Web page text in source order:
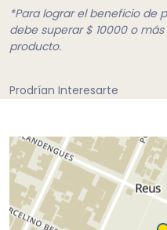
*Para lograr el beneficio de
debe superar $ 10000 o
producto.
Prodrían Interesarte